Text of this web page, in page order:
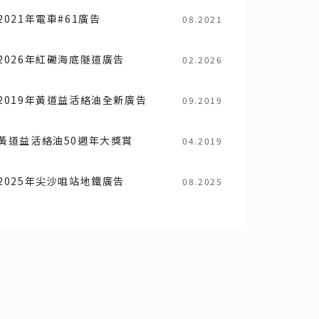
年電車#61廣告 08.2021
年紅磡海底隧道廣告 02.2026
年黃道益活絡油全新廣告 09.2019
道益活絡油50週年大獎賞 04.2019
年尖沙咀站地鐵廣告 08.2025